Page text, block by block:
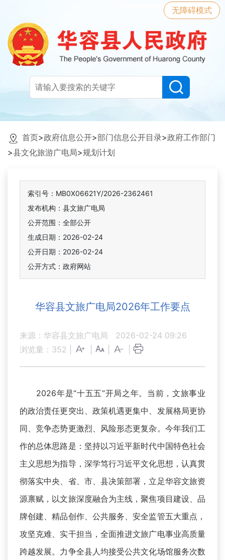
无障碍模式
首页>政府信息公开>部门信息公开目录>政府工作部门
>县文化旅游广电局>规划计划
索引号：MB0X06621Y/2026-2362461
发布机构：县文旅广电局
公开范围：全部公开
生成日期：2026-02-24
公开日期：2026-02-24
公开方式：政府网站
华容县文旅广电局2026年工作要点
来源：华容县文旅广电局
2026-02-24 09:26
浏览量： 352
2026年是“十五五”开局之年。当前，文旅事业
的政治责任更突出、政策机遇更集中、发展格局更协
同、竞争态势更激烈、风险形态更复杂。今年我们工
作的总体思路是：坚持以习近平新时代中国特色社会
主义思想为指导，深学笃行习近平文化思想，认真贯
彻落实中央、省、市、县决策部署，立足华容文旅资
源禀赋，以文旅深度融合为主线，聚焦项目建设、品
牌创建、精品创作、公共服务、安全监管五大重点，
攻坚克难、实干担当，全面推进文旅广电事业高质量
跨越发展。力争全县人均接受公共文化场馆服务次数